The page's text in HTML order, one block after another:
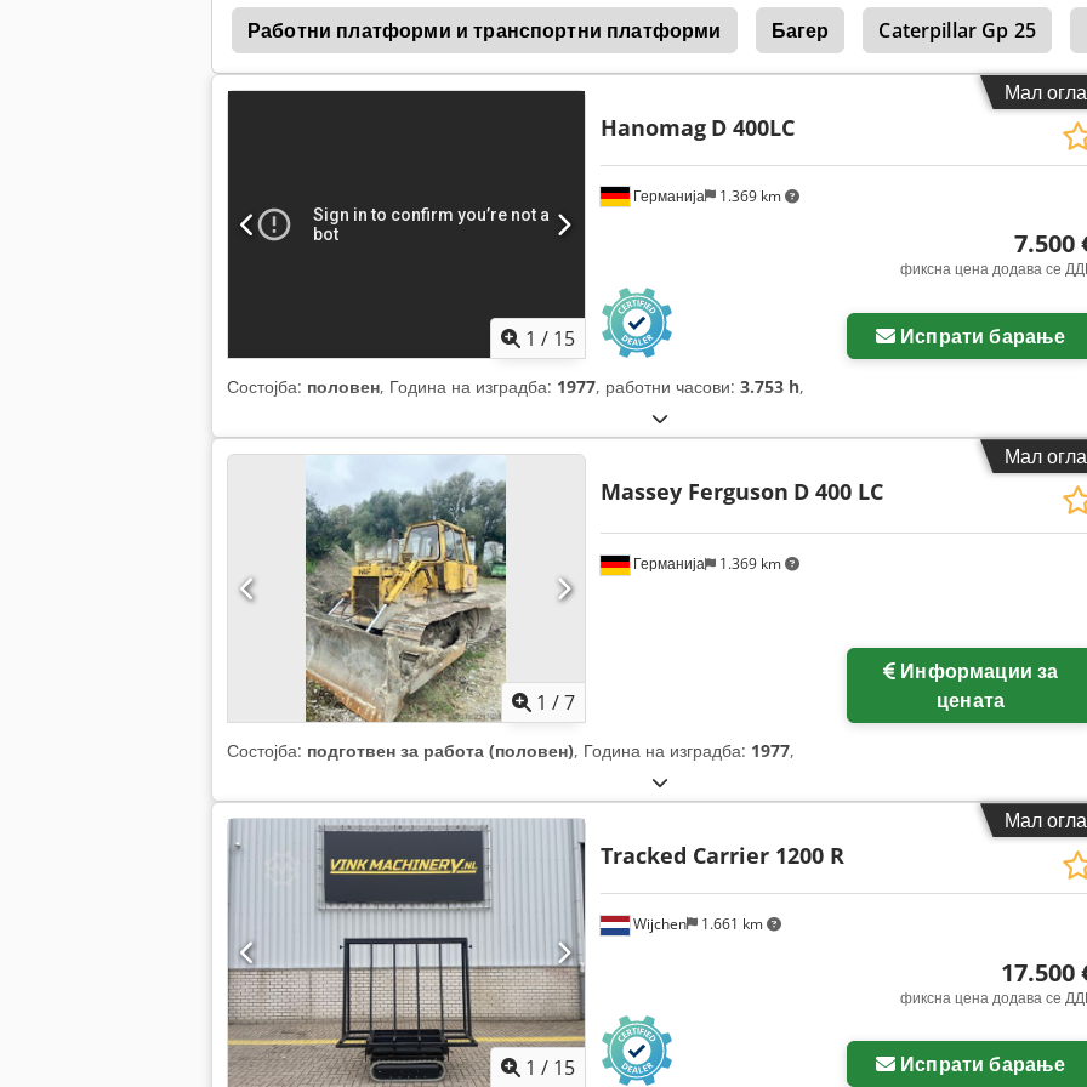
Работни платформи и транспортни платформи
Багер Caterpillar Gp 25
Мал
1 / 15
Германија 1.369 km
Hanomag D 400LC
7.500
фиксна цена додава се
Испрати барање
Состојба: половен, Година на изградба: 1977, работни часови: 3.753 h,
Мал
1 /7
Германија 1.369 km
Massey Ferguson D 400 LC
цената
Состојба: подготвен за работа (половен), Година на изградба: 1977,
Мал
1 / 15
Wijchen 1.661 km
Tracked Carrier 1200 R
17.500
фиксна цена додава се
Испрати барање